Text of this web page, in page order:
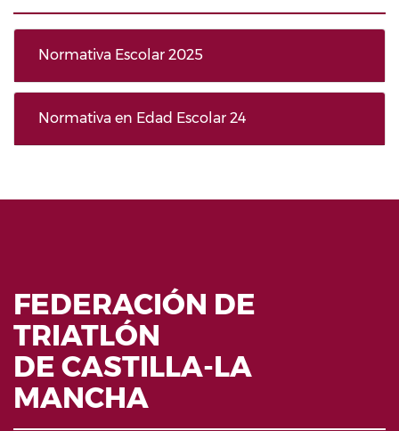
Normativa Escolar 2025
Normativa en Edad Escolar 24
FEDERACIÓN DE
TRIATLÓN
DE CASTILLA-LA
MANCHA